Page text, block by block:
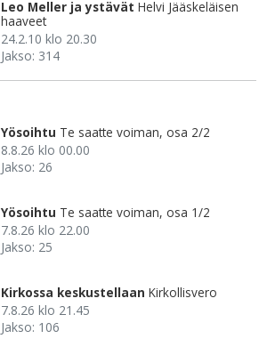
Leo Meller ja ystävät Helvi Jääskeläisen
haaveet
24.2.10 klo 20.30
Jakso: 314
Yösoihtu Te saatte voiman, osa 2/2
8.8.26 klo 00.00
Jakso: 26
Yösoihtu Te saatte voiman, osa 1/2
7.8.26 klo 22.00
Jakso: 25
Kirkossa keskustellaan Kirkollisvero
7.8.26 klo 21.45
Jakso: 106